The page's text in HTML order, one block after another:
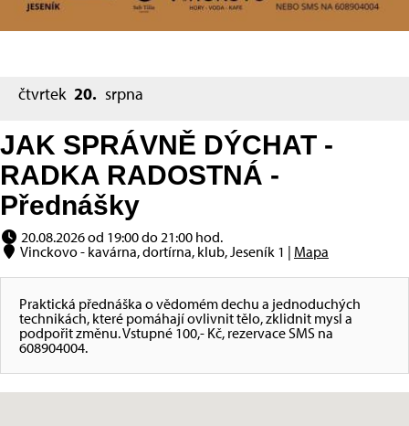
čtvrtek 20. srpna
JAK SPRÁVNĚ DÝCHAT -
RADKA RADOSTNÁ -
Přednášky
20.08.2026 od 19:00 do 21:00 hod.
Vinckovo - kavárna, dortírna, klub, Jeseník 1 | Mapa
Praktická přednáška o vědomém dechu a jednoduchých
technikách, které pomáhají ovlivnit tělo, zklidnit mysl a
podpořit změnu. Vstupné 100,- Kč, rezervace SMS na
608904004.